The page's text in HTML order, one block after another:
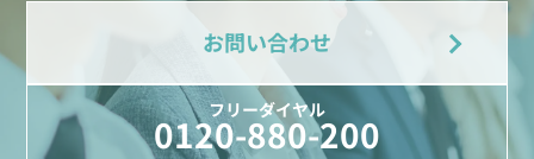
お問い合わせ
フリーダイヤル
0120-880-200